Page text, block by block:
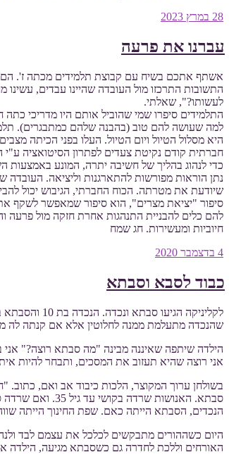
פורסם
28 במרץ 2023
עברנו את פרעה
אשתף אתכם בשיח עם קבוצת תלמידים מכתה ז'. הם
התשובות התרכזו מול העובדה שהיינו עבדים,
לעשותו?", שאלתי.
התלמידים סיפרו שמי שהוביל אותם היו מדריכי
למה שעושה להם טוב (בהבנה שלהם כמתבגרים).
היא מסלול הטיול ויום הטיול. העלו בפני הכיתה
חברתית קודם נקיטת צעדים לפתרון הסיטואציה ע"י
כדי לנהוג בהליך של חשיבה יתרה, המונע
שיודעת את מטרתה. הכוח החברתי, הגיבוש יכול
סיפור "יציאת מצרים", הוא סיפור שמאפשר לשקף
להם כלים להבניית התנהגות אחרת חזקה מול פרעה
חיוביות ומעשירות. חג שמח
פורסם
4 בדצמבר 2020
כבוד לסבא וסבתא
שהנכדה מתעלמת ממנה לחלוטין אלא אם קנתה לה
הילדה שיתפה שאיננה מבינה "מה סבתא רוצה?"
אני רוצה שהיא תעזוב את המסכים, ותבחר להיות
בשולחן ערוך המקוצר, הלכות כיבוד אב ואם, כתוב.
סבתא.
הנכדים, הסבתא הייתה כאם. שפת החינוך הייתה
היום כשההורים מתבקשים לכלכל את עצמם לבד
האורחים וללכת לחדרה גם כשסבתא מגיעה, הילדה